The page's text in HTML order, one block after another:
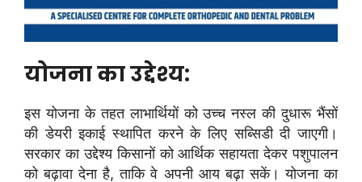
योजना का उद्देश्य:
इस योजना के तहत लाभार्थियों को उच्च नस्ल की दुधारू भैंसों
की डेयरी इकाई स्थापित करने के लिए सब्सिडी दी जाएगी।
सरकार का उद्देश्य किसानों को आर्थिक सहायता देकर पशुपालन
को बढ़ावा देना है, ताकि वे अपनी आय बढ़ा सकें। योजना का